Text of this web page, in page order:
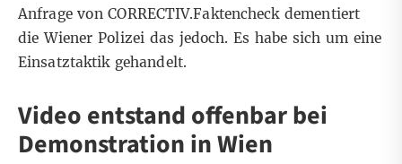
Anfrage von CORRECTIV.Faktencheck dementiert
die Wiener Polizei das jedoch. Es habe sich um eine
Einsatztaktik gehandelt.
Video entstand offenbar bei
Demonstration in Wien